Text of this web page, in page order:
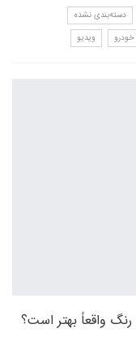
دسته‌بندی نشده
خودرو ویدیو
واقعاً بهتر است؟